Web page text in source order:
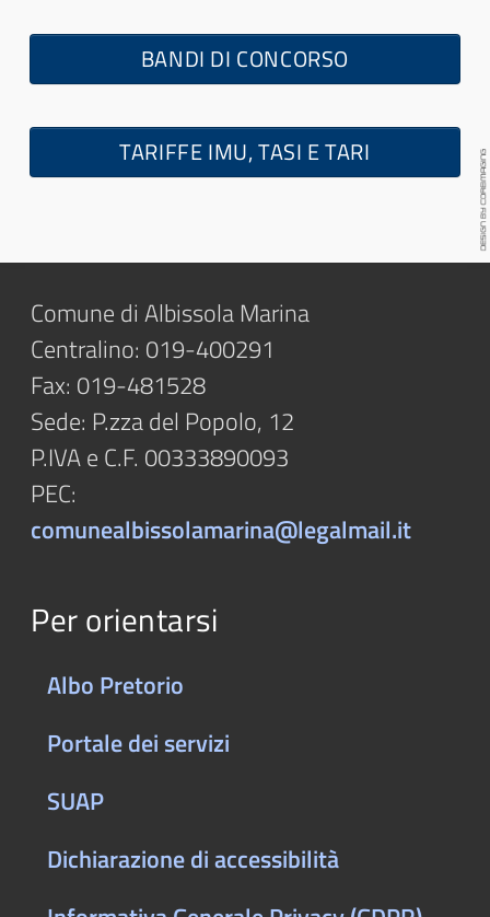
BANDI DI CONCORSO
TARIFFE IMU, TASI E TARI
Comune di Albissola Marina
Centralino: 019-400291
Fax: 019-481528
Sede: P.zza del Popolo, 12
P.IVA e C.F. 00333890093
PEC:
comunealbissolamarina@legalmail.it
Per orientarsi
Albo Pretorio
Portale dei servizi
SUAP
Dichiarazione di accessibilità